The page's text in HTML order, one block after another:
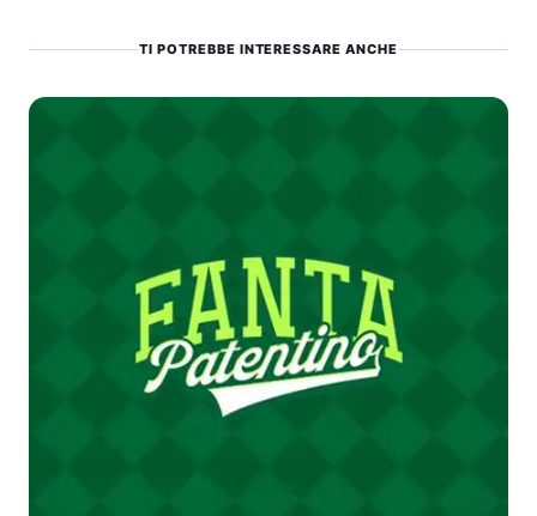
TI POTREBBE INTERESSARE ANCHE